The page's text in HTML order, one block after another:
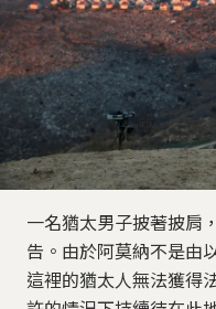
一名猶太男子披著披肩
告。由於阿莫納不是由
這裡的猶太人無法獲得